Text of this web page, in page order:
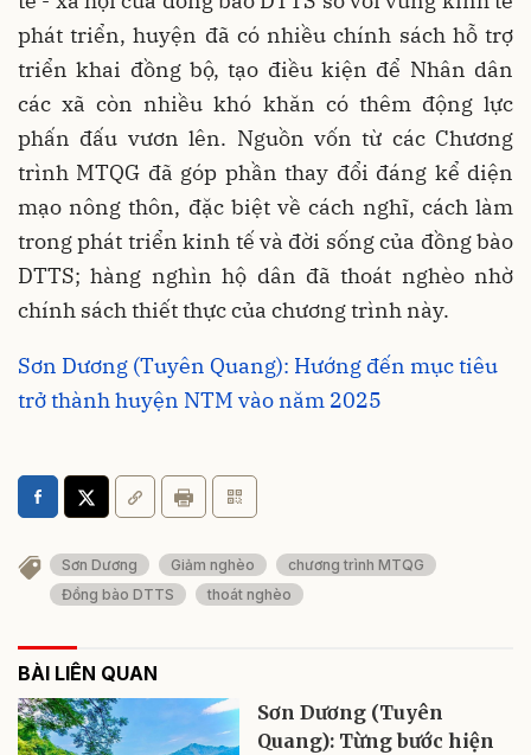
phát triển, huyện đã có nhiều chính sách hỗ trợ
triển khai đồng bộ, tạo điều kiện để Nhân dân
các xã còn nhiều khó khăn có thêm động lực
phấn đấu vươn lên. Nguồn vốn từ các Chương
trình MTQG đã góp phần thay đổi đáng kể diện
mạo nông thôn, đặc biệt về cách nghĩ, cách làm
trong phát triển kinh tế và đời sống của đồng bào
DTTS; hàng nghìn hộ dân đã thoát nghèo nhờ
chính sách thiết thực của chương trình này.
Sơn Dương (Tuyên Quang): Hướng đến mục tiêu
trở thành huyện NTM vào năm 2025
Sơn Dương Giảm nghèo
chương trình MTQG
Đồng bào DTTS
thoát nghèo
BÀI LIÊN QUAN
Sơn Dương (Tuyên
Quang): Từng bước hiện